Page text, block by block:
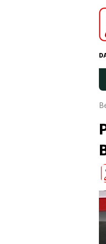
Polman Peringati HUT ke-